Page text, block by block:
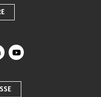
Facebook
le compte Instagram
vers le compte Linkedin
Lien vers la chaîne